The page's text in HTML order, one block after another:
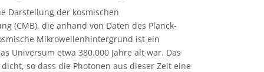
Darstellung der kosmischen
(CMB), die anhand von Daten des Planck-
Mikrowellenhintergrund ist ein
Universum etwa 380.000 Jahre alt war. Das
so dass die Photonen aus dieser Zeit eine